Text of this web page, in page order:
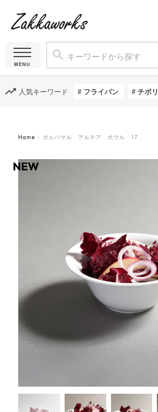
人気キーワード フライパン チボリ
Home ポルバサル アルテア ボウル 17